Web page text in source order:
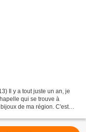
Il y a tout juste un an, je
qui se trouve à
de ma région. C'est